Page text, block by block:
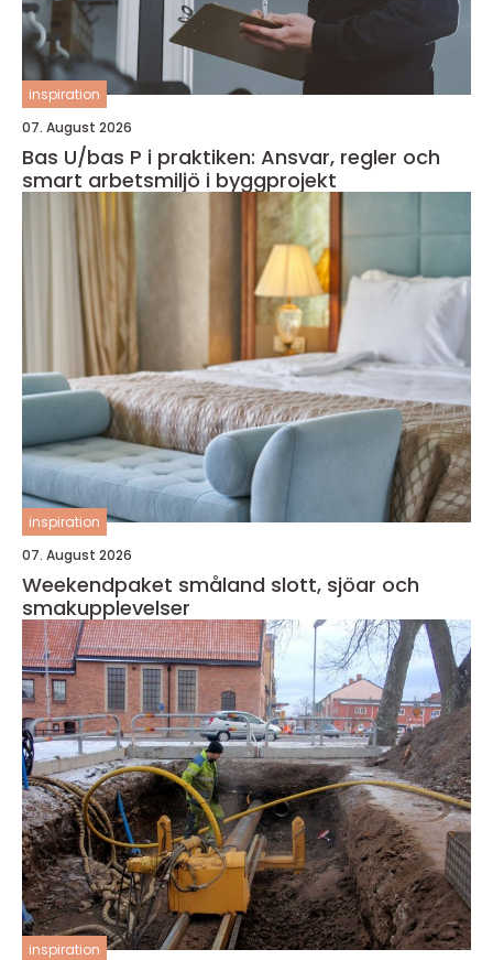
inspiration
07. August 2026
Bas U/bas P i praktiken: Ansvar, regler och
smart arbetsmiljö i byggprojekt
inspiration
07. August 2026
Weekendpaket småland slott, sjöar och
smakupplevelser
inspiration